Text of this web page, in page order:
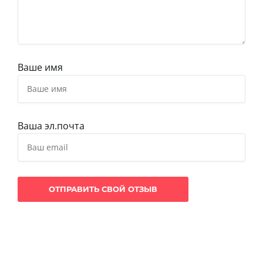
Ваше имя
Ваша эл.почта